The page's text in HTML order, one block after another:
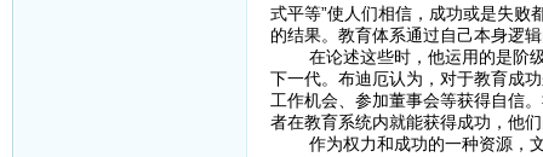
式平等”使人们相信，成功或是失败
的结果。教育体系通过自己本身逻
在论述这些时，他运用的是阶级
下一代。布迪厄认为，对于教育成
工作机会、参加董事会等获得自信
者在教育系统内就能获得成功，他
作为权力和成功的一种资源，文